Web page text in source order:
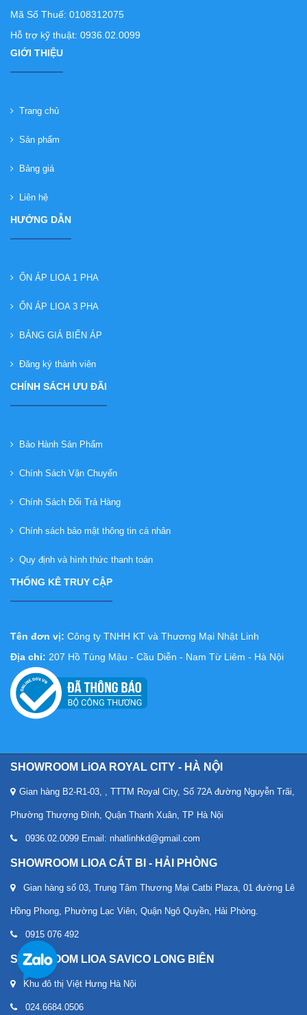
Mã Số Thuế: 0108312075
Hỗ trợ kỹ thuật: 0936.02.0099
GIỚI THIỆU
Trang chủ
Sản phẩm
Bảng giá
Liên hệ
HƯỚNG DẪN
ỔN ÁP LIOA 1 PHA
ỔN ÁP LIOA 3 PHA
BẢNG GIÁ BIẾN ÁP
Đăng ký thành viên
CHÍNH SÁCH ƯU ĐÃI
Bảo Hành Sản Phẩm
Chính Sách Vận Chuyển
Chính Sách Đổi Trả Hàng
Chính sách bảo mật thông tin cá nhân
Quy định và hình thức thanh toán
THỐNG KÊ TRUY CẬP
Tên đơn vị: Công ty TNHH KT và Thương Mại Nhật Linh
Địa chỉ: 207 Hồ Tùng Mậu - Cầu Diễn - Nam Từ Liêm - Hà Nội
SHOWROOM LiOA ROYAL CITY - HÀ NỘI
Gian hàng B2-R1-03, , TTTM Royal City, Số 72A đường Nguyễn Trãi,
Phường Thượng Đình, Quận Thanh Xuân, TP Hà Nội
0936.02.0099 Email: nhatlinhkd@gmail.com
SHOWROOM LIOA CÁT BI - HẢI PHÒNG
Gian hàng số 03, Trung Tâm Thương Mại Catbi Plaza, 01 đường Lê
Hồng Phong, Phường Lạc Viên, Quận Ngô Quyền, Hải Phòng.
0915 076 492
SHOWROOM LIOA SAVICO LONG BIÊN
Khu đô thị Việt Hưng Hà Nội
024.6684.0506